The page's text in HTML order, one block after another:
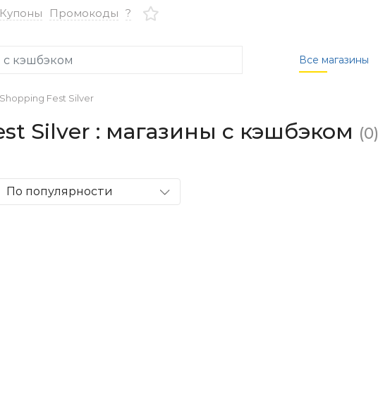
Купоны Промокоды ?
Все магазины
Fest Silver
Silver : магазины с кэшбэком (0)
По популярности